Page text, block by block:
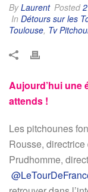
ByLaurent Posted
In Détours sur les
Toulouse, Tv
Aujourd’hui une
attends !
Les pitchounes
Rousse,
Prudhomme,